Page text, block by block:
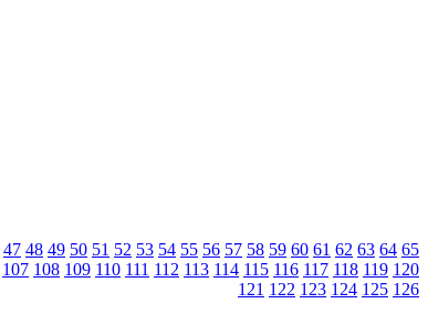
47 48 49 50 51 52 53 54 55 56 57 58 59 60 61 62 63 64 65
107 108 109 110 111 112 113 114 115 116 117 118 119 120
121 122 123 124 125 126